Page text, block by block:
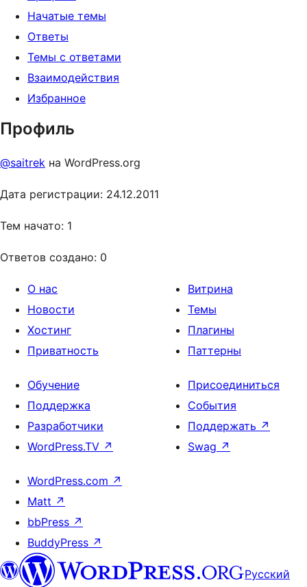
Начатые темы
Ответы
Темы с ответами
Взаимодействия
Избранное
Профиль
@saitrek на WordPress.org
Дата регистрации: 24.12.2011
Тем начато: 1
Ответов создано: 0
О нас
Новости
Хостинг
Приватность
Витрина
Темы
Плагины
Паттерны
Обучение
Поддержка
Разработчики
WordPress.TV ↗
Присоединиться
События
Поддержать ↗
Swag ↗
WordPress.com ↗
Matt ↗
bbPress ↗
BuddyPress ↗
Русский